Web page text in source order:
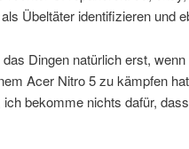
Übeltäter identifizieren und
Dingen natürlich erst,
Acer Nitro 5 zu kämpfen
ich bekomme nichts dafür,